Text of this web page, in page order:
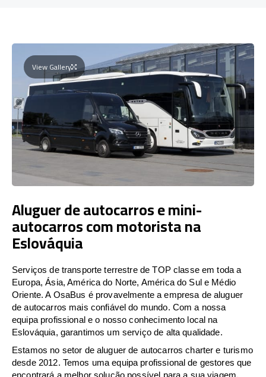
View Gallery
Aluguer de autocarros e mini-
autocarros com motorista na
Eslováquia
Serviços de transporte terrestre de TOP classe em toda a
Europa, Ásia, América do Norte, América do Sul e Médio
Oriente. A OsaBus é provavelmente a empresa de aluguer
de autocarros mais confiável do mundo. Com a nossa
equipa profissional e o nosso conhecimento local na
Eslováquia, garantimos um serviço de alta qualidade.
Estamos no setor de aluguer de autocarros charter e turismo
desde 2012. Temos uma equipa profissional de gestores que
encontrará a melhor solução possível para a sua viagem,